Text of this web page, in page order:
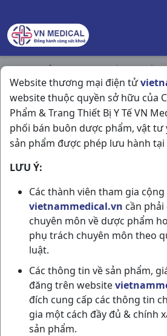
Website thương mại điện tử
website thuộc quyền sở hữu của
Phẩm & Trang Thiết Bị Y Tế VN
phối bán buôn dược phẩm, vật tư
sản phẩm được phép lưu hành tại
LƯU Ý:
Các thành viên tham gia
vietnammedical.vn cần
chuyên môn về dược phẩm
phụ trách chuyên môn theo
luật.
Các thông tin về sản phẩm,
đăng trên website
đích cung cấp các thông tin
gia một cách đầy đủ & chính
sản phẩm.
Trang chủ / Trang Thiết Bị Y Tế /
Nhiệt Kế Bấm Trán Truelife Rak-